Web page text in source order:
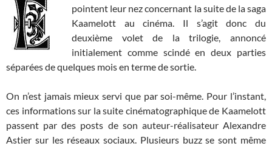
pointent leur nez concernant la suite de la saga
Kaamelott au cinéma. Il s’agit donc du
deuxième volet de la trilogie, annoncé
initialement comme scindé en deux parties
séparées de quelques mois en terme de sortie.
On n’est jamais mieux servi que par soi-même. Pour l’instant,
ces informations sur la suite cinématographique de Kaamelott
passent par des posts de son auteur-réalisateur Alexandre
Astier sur les réseaux sociaux. Plusieurs buzz se sont même